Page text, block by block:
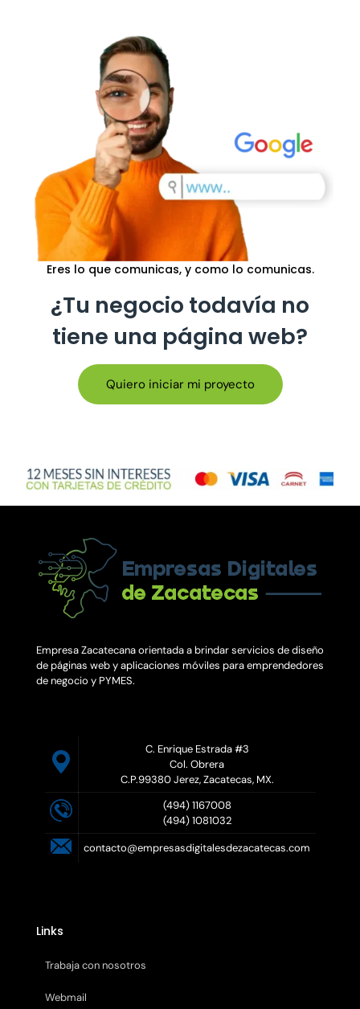
Eres lo que comunicas, y como lo comunicas.
¿Tu negocio todavía no
tiene una página web?
Quiero iniciar mi proyecto
Empresa Zacatecana orientada a brindar servicios de diseño
de páginas web y aplicaciones móviles para emprendedores
de negocio y PYMES.
C. Enrique Estrada #3
Col. Obrera
C.P.99380 Jerez, Zacatecas, MX.
(494) 1167008
(494) 1081032
contacto@empresasdigitalesdezacatecas.com
Links
Trabaja con nosotros
Webmail